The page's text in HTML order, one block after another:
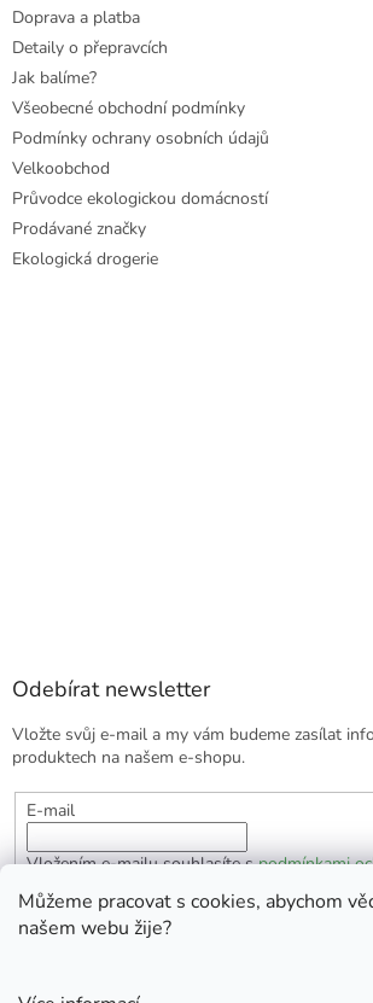
Můžeme pracovat s cookies, abychom
našem webu žije?
Doprava a platba
Detaily o přepravcích
Jak balíme?
Všeobecné obchodní podmínky
Podmínky ochrany osobních údajů
Velkoobchod
Průvodce ekologickou domácností
Prodávané značky
Ekologická drogerie
Odebírat newsletter
Vložte svůj e-mail a my vám budeme zasílat
produktech na našem e-shopu.
E-mail
Vložením e-mailu souhlasíte spodmínkami
PŘIHLÁSIT SE